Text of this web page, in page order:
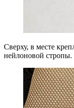
Сверху, в месте
нейлоновой стропы.